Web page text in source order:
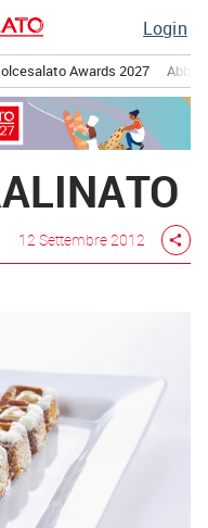
Login
Awards 2027
12 Settembre 2012 share